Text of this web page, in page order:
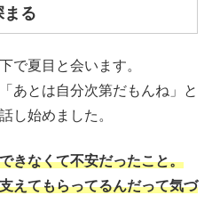
まる
で夏目と会います。
あとは自分次第だもんね」と
し始めました。
きなくて不安だったこと。
えてもらってるんだって気づ